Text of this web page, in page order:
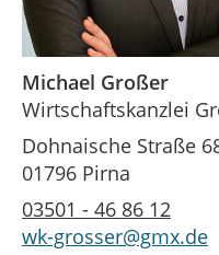
Michael Großer
Wirtschaftskanzlei
Dohnaische Straße
01796 Pirna
03501 - 46 86 12
wk-grosser@gmx.de